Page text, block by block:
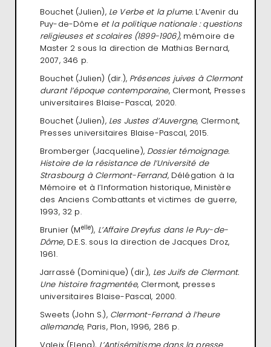
Bouchet (Julien), Le Verbe et la plume. L’Avenir du
Puy-de-Dôme et la politique nationale : questions
religieuses et scolaires (1899-1906), mémoire de
Master 2 sous la direction de Mathias Bernard,
2007, 346 p.
Bouchet (Julien) (dir.), Présences juives à Clermont
durant l’époque contemporaine, Clermont, Presses
universitaires Blaise-Pascal, 2020.
Bouchet (Julien), Les Justes d’Auvergne, Clermont,
Presses universitaires Blaise-Pascal, 2015.
Bromberger (Jacqueline), Dossier témoignage.
Histoire de la résistance de l’Université de
Strasbourg à Clermont-Ferrand, Délégation à la
Mémoire et à l’Information historique, Ministère
des Anciens Combattants et victimes de guerre,
1993, 32 p.
Brunier (Melle), L’Affaire Dreyfus dans le Puy-de-
Dôme, D.E.S. sous la direction de Jacques Droz,
1961.
Jarrassé (Dominique) (dir.), Les Juifs de Clermont.
Une histoire fragmentée, Clermont, presses
universitaires Blaise-Pascal, 2000.
Sweets (John S.), Clermont-Ferrand à l’heure
allemande, Paris, Plon, 1996, 286 p.